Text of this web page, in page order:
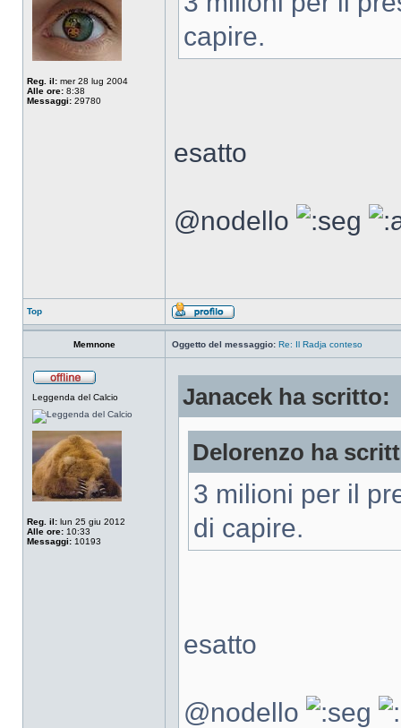
Reg. il: mer 28 lug 2004
Alle ore: 8:38
Messaggi: 29780
capire.
esatto
@nodello
Top
Memnone Oggetto del messaggio: Re: Il Radja conteso
Leggenda del Calcio
Reg. il: lun 25 giu 2012
Alle ore: 10:33
Messaggi: 10193
Janacek ha scritto:
Delorenzo ha
3 milioni per il
di capire.
esatto
@nodello